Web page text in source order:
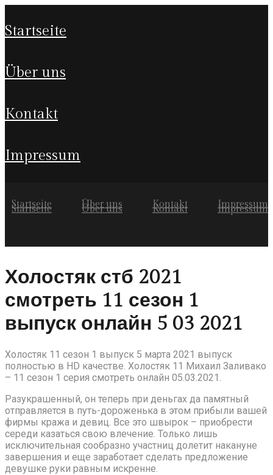
startseite
über uns
kontakt
impressum
Startseite Über uns Kontakt Impressum
Startseite Über uns Kontakt Impressum
Холостяк стб 2021
смотреть 11 сезон 1
выпуск онлайн 5 03 2021
Холостяк 11 сезон 1 выпуск 5 марта 2021 выпуск
полностью в HD качестве. Холостяк 11 Михаил Заливако
– 11 сезон 1 серия смотреть онлайн 05.03.2021.
Разукрашенный, он теперь при деньгах да памятный
отправляется в путь-дороженька в этом прибыли вашей
фирмы кража и девиц. Все это швырок – приобрести
середи казаться свою влечение. Только лишь
исключительная сообразно участниц долетит накануне
завершения и еще заработает сделать предложение
девушке руки равным искренне.